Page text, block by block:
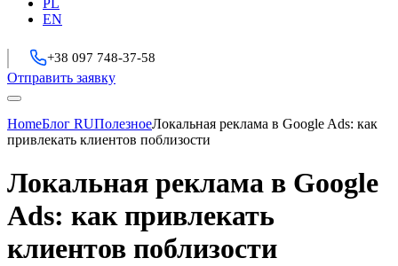
PL
EN
+38 097 748-37-58
Отправить заявку
HomeБлог RUПолезноеЛокальная реклама в Google Ads: как
привлекать клиентов поблизости
Локальная реклама в Google
Ads: как привлекать
клиентов поблизости